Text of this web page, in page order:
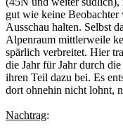
gut wie keine
Ausschau halten. Selbst
Alpenraum mittlerweile
spärlich verbreitet. Hier
die Jahr für Jahr durch
ihren Teil dazu bei. Es
dort ohnehin nicht lohnt,
Nachtrag: